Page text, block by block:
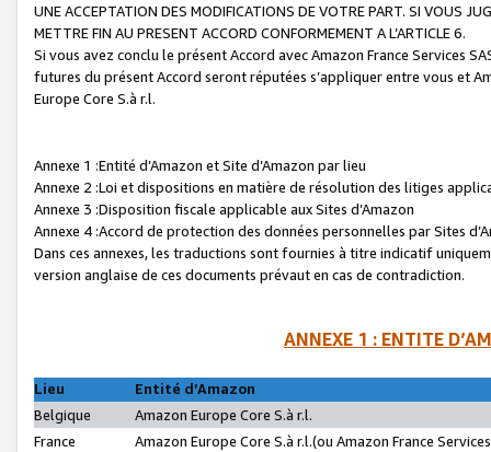
UNE ACCEPTATION DES MODIFICATIONS DE VOTRE PART. SI VOUS
METTRE FIN AU PRESENT ACCORD CONFORMEMENT A L’ARTICLE 6.
Si vous avez conclu le présent Accord avec Amazon France Services
futures du présent Accord seront réputées s’appliquer entre vous et
Europe Core S.à r.l.
Annexe 1 :Entité d’Amazon et Site d’Amazon par lieu
Annexe 2 :Loi et dispositions en matière de résolution des litiges
Annexe 3 :Disposition fiscale applicable aux Sites d’Amazon
Annexe 4 :Accord de protection des données personnelles par Sites
Dans ces annexes, les traductions sont fournies à titre indicatif
version anglaise de ces documents prévaut en cas de contradiction.
ANNEXE 1 : ENTITE
Lieu
Entité d’Amazon
Belgique
Amazon Europe Core S.à r.l.
France
Amazon Europe Core S.à r.l.(ou Amazon France